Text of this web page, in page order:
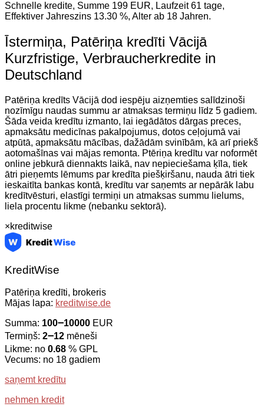
Schnelle kredite, Summe 199 EUR, Laufzeit 61 tage,
Effektiver Jahreszins 13.30 %, Alter ab 18 Jahren.
Īstermiņa, Patēriņa kredīti Vācijā
Kurzfristige, Verbraucherkredite in
Deutschland
Patēriņa kredīts Vācijā dod iespēju aizņemties salīdzinoši
nozīmīgu naudas summu ar atmaksas termiņu līdz 5 gadiem.
Šāda veida kredītu izmanto, lai iegādātos dārgas preces,
apmaksātu medicīnas pakalpojumus, dotos ceļojumā vai
atpūtā, apmaksātu mācības, dažādām svinībām, kā arī priekš
aotomašīnas vai mājas remonta. Ptēriņa kredītu var noformēt
online jebkurā diennakts laikā, nav nepieciešama ķīla, tiek
ātri pieņemts lēmums par kredīta piešķiršanu, nauda ātri tiek
ieskaitīta bankas kontā, kredītu var saņemts ar nepārāk labu
kredītvēsturi, elastīgi termiņi un atmaksas summu lielums,
liela procentu likme (nebanku sektorā).
×kreditwise
KreditWise
Patēriņa kredīti, brokeris
Mājas lapa: kreditwise.de
Summa: 100౼10000 EUR
Termiņš: 2౼12 mēneši
Likme: no 0.68 % GPL
Vecums: no 18 gadiem
saņemt kredītu
nehmen kredit